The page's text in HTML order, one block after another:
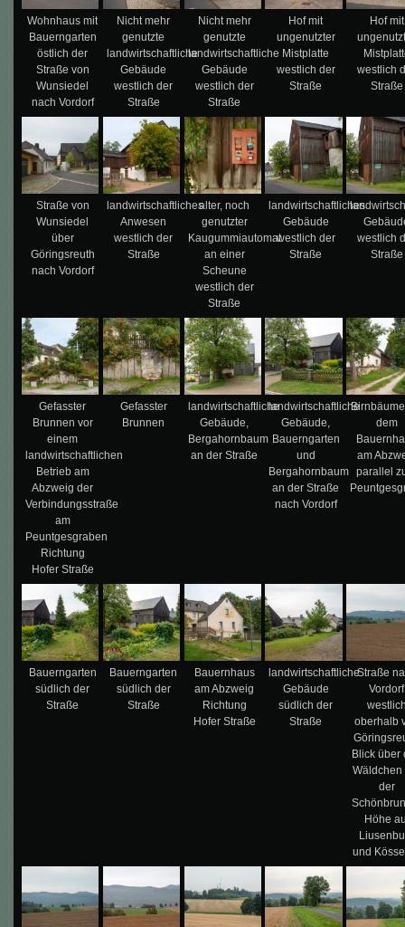
Wohnhaus mit
Bauerngarten
östlich der
Straße von
Wunsiedel
nach Vordorf
Nicht mehr
genutzte
landwirtschaftliche
Gebäude
westlich der
Straße
Nicht mehr
genutzte
landwirtschaftliche
Gebäude
westlich der
Straße
Hof mit
ungenutzter
Mistplatte
westlich der
Straße
Hof mit
westlich
Straße
Straße von
Wunsiedel
über
Göringsreuth
nach Vordorf
landwirtschaftliches
Anwesen
westlich der
Straße
alter, noch
genutzter
Kaugummiautomat
an einer
Scheune
westlich der
Straße
landwirtschaftliches
Gebäude
westlich der
Straße
westlich
Straße
Gefasster
Brunnen vor
einem
landwirtschaftlichen
Betrieb am
Abzweig der
Verbindungsstraße
am
Peuntgesgraben
Richtung
Hofer Straße
Gefasster
Brunnen
landwirtschaftliche
Gebäude,
Bergahornbaum
an der Straße
landwirtschaftliche
Gebäude,
Bauerngarten
und
Bergahornbaum
an der Straße
nach Vordorf
dem
am
parallel
Bauerngarten
südlich der
Straße
Bauerngarten
südlich der
Straße
Bauernhaus
am Abzweig
Richtung
Hofer Straße
landwirtschaftliche
Gebäude
südlich der
Straße
Straße
Vordorf
oberhalb
Blick über
Wäldchen
der
Höhe
und